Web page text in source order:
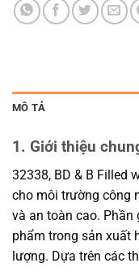
MÔ TẢ
1. Giới thiệu
32338, BD & B Filled
cho môi trường công
và an toàn cao.
phẩm trong sản xuất
lượng. Dựa trên các